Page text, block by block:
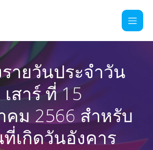
ายวันประจำวัน
เสาร์ ที่ 15
คม 2566 สำหรับ
เกิดวันอังคาร